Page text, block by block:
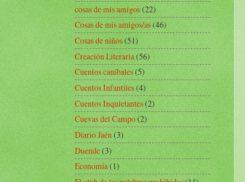
cosas de mis amigos(22)
Cosas de mis amigos/as(46)
Cosas de niños(51)
Creación Literaria(56)
Cuentos caníbales(5)
Cuentos Infantiles(4)
Cuentos Inquietantes(2)
Cuevas del Campo(2)
Diario Jaén(3)
Duende(3)
Economía(1)